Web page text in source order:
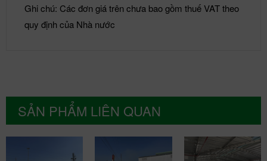
Ghi chú: Các đơn giá trên chưa bao gồm thuế VAT theo
quy định của Nhà nước
SẢN PHẨM LIÊN QUAN